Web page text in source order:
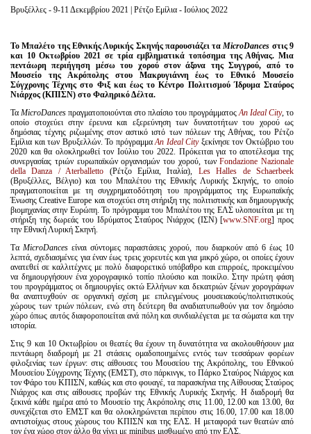
Βρυξέλλες - 9-11 Δεκεμβρίου 2021 | Ρέτζο Εμίλια - Ιούλιος 2022
Το Μπαλέτο της Εθνικής Λυρικής Σκηνής παρουσιάζει ταMicroDances στις 9
και 10 Οκτωβρίου 2021 σε τρία εμβληματικά τοπόσημα της Αθήνας. Μια
πεντάωρη περιήγηση μέσω του χορού στον άξονα της Συγγρού, από το
Μουσείο της Ακρόπολης στου Μακρυγιάννη έως το Εθνικό Μουσείο
Σύγχρονης Τέχνης στο Φιξ και έως το Κέντρο Πολιτισμού Ίδρυμα Σταύρος
Νιάρχος (ΚΠΙΣΝ) στο Φαληρικό Δέλτα.
Τα MicroDances πραγματοποιούνται στο πλαίσιο του προγράμματοςAn Ideal City, το
οποίο στοχεύει στην έρευνα και εξερεύνηση των δυνατοτήτων του χορού ως
δημόσιας τέχνης ριζωμένης στον αστικό ιστό των πόλεων της Αθήνας, του Ρέτζο
Εμίλια και των Βρυξελλών. To πρόγραμμαAn Ideal Cityξεκίνησε τον Οκτώβριο του
2020 και θα ολοκληρωθεί τον Ιούλιο του 2022. Πρόκειται για το αποτέλεσμα της
συνεργασίας τριών ευρωπαϊκών οργανισμών του χορού, τωνFondazione Nazionale
della Danza / Aterballetto (Ρέτζο Εμίλια, Iταλία), Les Halles de Schaerbeek
(Βρυξέλλες, Βέλγιο) και του Μπαλέτου της Εθνικής Λυρικής Σκηνής, το οποίο
πραγματοποιείται με τη συγχρηματοδότηση του προγράμματος της Ευρωπαϊκής
Ένωσης Creative Europe και στοχεύει στη στήριξη της πολιτιστικής και δημιουργικής
βιομηχανίας στην Ευρώπη. Το πρόγραμμα του Μπαλέτου της ΕΛΣ υλοποιείται με τη
στήριξη της δωρεάς του Ιδρύματος Σταύρος Νιάρχος (ΙΣΝ) [www.SNF.org] προς
την Εθνική Λυρική Σκηνή.
TαMicroDances είναι σύντομες παραστάσεις χορού, που διαρκούν από 6 έως 10
λεπτά, σχεδιασμένες για έναν έως τρεις χορευτές και για μικρό χώρο, οι οποίες έχουν
ανατεθεί σε καλλιτέχνες με πολύ διαφορετικό υπόβαθρο και επιρροές, προκειμένου
να δημιουργήσουν ένα χορογραφικό τοπίο πλούσιο και ποικίλο. Στην πρώτη φάση
του προγράμματος οι δημιουργίες οκτώ Ελλήνων και δεκατριών ξένων χορογράφων
θα αναπτυχθούν σε οργανική σχέση με επιλεγμένους μουσειακούς/πολιτιστικούς
χώρους των τριών πόλεων, ενώ στη δεύτερη θα αναδιατυπωθούν για τον δημόσιο
χώρο όπως αυτός διαφοροποιείται ανά πόλη και συνδιαλέγεται με τα σώματα και την
ιστορία.
Στις 9 και 10 Οκτωβρίου οι θεατές θα έχουν τη δυνατότητα να ακολουθήσουν μια
πεντάωρη διαδρομή με 21 στάσεις ομαδοποιημένες εντός των τεσσάρων φορέων
φιλοξενίας των έργων: στις αίθουσες του Μουσείου της Ακρόπολης, του Εθνικού
Μουσείου Σύγχρονης Τέχνης (ΕΜΣΤ), στο πάρκινγκ, το Πάρκο Σταύρος Νιάρχος και
τον Φάρο του ΚΠΙΣΝ, καθώς και στο φουαγέ, τα παρασκήνια της Αίθουσας Σταύρος
Νιάρχος και στις αίθουσες προβών της Εθνικής Λυρικής Σκηνής. Η διαδρομή θα
ξεκινά κάθε ημέρα από το Μουσείο της Ακρόπολης στις 11.00, 12.00 και 13.00, θα
συνεχίζεται στο ΕΜΣΤ και θα ολοκληρώνεται περίπου στις 16.00, 17.00 και 18.00
αντιστοίχως στους χώρους του ΚΠΙΣΝ και της ΕΛΣ. Η μεταφορά των θεατών από
τον ένα χώρο στον άλλο θα γίνει με minibus μισθωμένο από την ΕΛΣ.